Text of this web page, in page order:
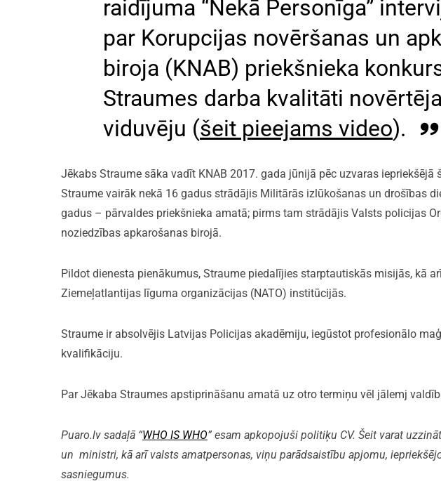
raidījuma “Nekā Personīga”
par Korupcijas novēršanas un
biroja (KNAB) priekšnieka
Straumes darba kvalitāti
viduvēju (šeit pieejams video).
Jēkabs Straume sāka vadīt KNAB 2017. gada jūnijā pēc uzvaras iepriekšējā
Straume vairāk nekā 16 gadus strādājis Militārās izlūkošanas un drošības
gadus – pārvaldes priekšnieka amatā; pirms tam strādājis Valsts policijas
noziedzības apkarošanas birojā.
Pildot dienesta pienākumus, Straume piedalījies starptautiskās misijās, kā
Ziemeļatlantijas līguma organizācijas (NATO) institūcijās.
Straume ir absolvējis Latvijas Policijas akadēmiju, iegūstot profesionālo
kvalifikāciju.
Par Jēkaba Straumes apstiprināšanu amatā uz otro termiņu vēl jālemj
Puaro.lv sadaļā “WHO IS WHO” esam apkopojuši politiķu CV. Šeit varat
un ministri, kā arī valsts amatpersonas, viņu parādsaistību apjomu,
sasniegumus.